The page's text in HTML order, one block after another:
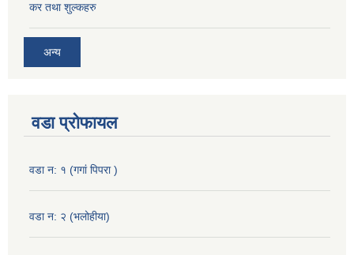
कर तथा शुल्कहरु
अन्य
वडा प्रोफायल
वडा न: १ (गगां पिपरा )
वडा न: २ (भलोहीया)